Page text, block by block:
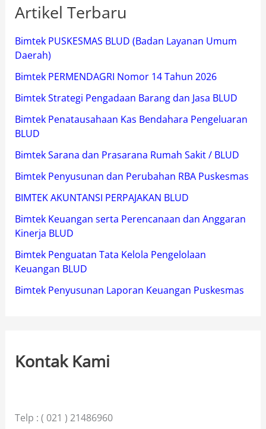
Artikel Terbaru
Bimtek PUSKESMAS BLUD (Badan Layanan Umum
Daerah)
Bimtek PERMENDAGRI Nomor 14 Tahun 2026
Bimtek Strategi Pengadaan Barang dan Jasa BLUD
Bimtek Penatausahaan Kas Bendahara Pengeluaran
BLUD
Bimtek Sarana dan Prasarana Rumah Sakit / BLUD
Bimtek Penyusunan dan Perubahan RBA Puskesmas
BIMTEK AKUNTANSI PERPAJAKAN BLUD
Bimtek Keuangan serta Perencanaan dan Anggaran
Kinerja BLUD
Bimtek Penguatan Tata Kelola Pengelolaan
Keuangan BLUD
Bimtek Penyusunan Laporan Keuangan Puskesmas
Kontak Kami
Telp : ( 021 ) 21486960